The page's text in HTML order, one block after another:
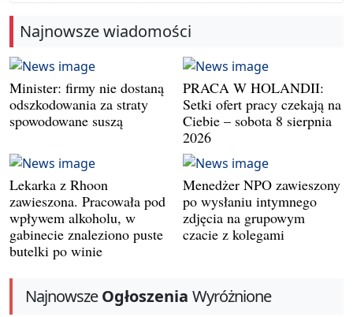
Najnowsze wiadomości
Minister: firmy nie dostaną
odszkodowania za straty
spowodowane suszą
PRACA W HOLANDII:
Setki ofert pracy czekają na
Ciebie – sobota 8 sierpnia
2026
Lekarka z Rhoon
zawieszona. Pracowała pod
wpływem alkoholu, w
gabinecie znaleziono puste
butelki po winie
Menedżer NPO zawieszony
po wysłaniu intymnego
zdjęcia na grupowym
czacie z kolegami
NajnowszeOgłoszenia Wyróżnione